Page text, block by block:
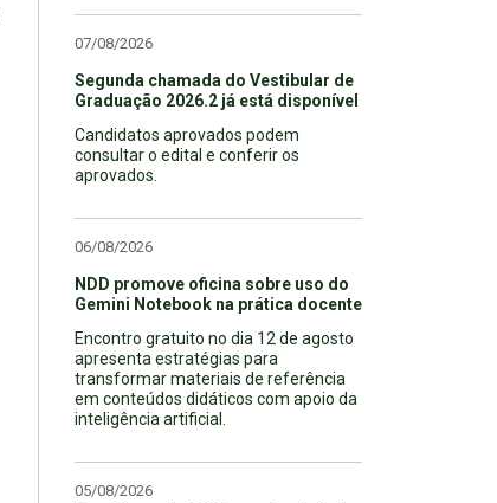
07/08/2026
Segunda chamada do Vestibular de
Graduação 2026.2 já está disponível
Candidatos aprovados podem
consultar o edital e conferir os
aprovados.
06/08/2026
NDD promove oficina sobre uso do
Gemini Notebook na prática docente
Encontro gratuito no dia 12 de agosto
apresenta estratégias para
transformar materiais de referência
em conteúdos didáticos com apoio da
inteligência artificial.
05/08/2026